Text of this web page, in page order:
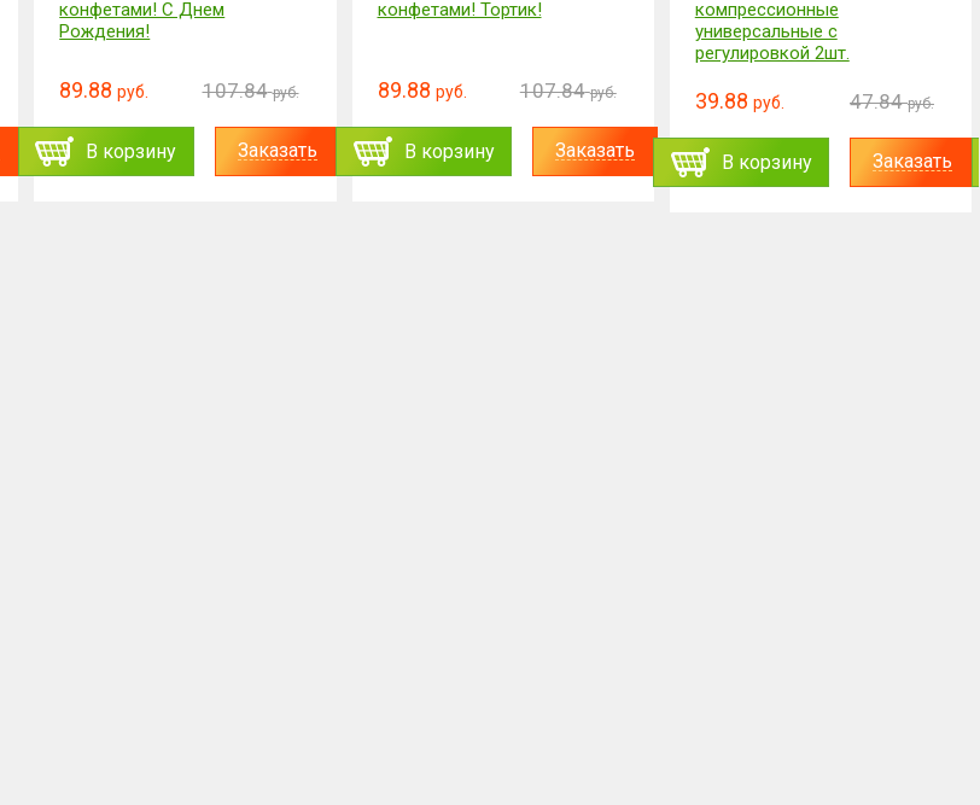
конфетами! С Днем
Рождения!
89.88руб. 107.84 руб.
В корзину Заказать
конфетами! Тортик!
89.88 руб. 107.84 руб.
В корзину Заказать
компрессионные
универсальные с
регулировкой 2шт.
39.88 руб. 47.84 руб.
В корзину Заказать